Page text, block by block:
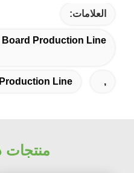
العلامات:
Production Line
,
Line